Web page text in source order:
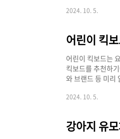
에게 감사의 인사
할 거 같은데요.
플..
2024. 10. 5.
어린이 킥보드는
킥보드를 추천하
와 브랜드 등 미리
보겠습니다. [어린
판 크림핑크
2024. 10. 5.
강아지 유